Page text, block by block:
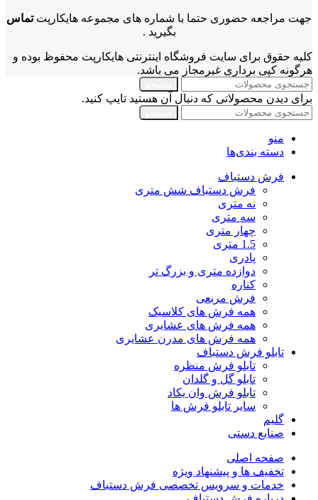
جهت مراجعه حضوری حتما با شماره های مجموعه هایکارپتتماس
بگیرید .
کلیه حقوق برای سایت فروشگاه اینترنتی هایکارپت محفوظ بوده و
هرگونه کپی برداری غیرمجاز می باشد.
برای دیدن محصولاتی که دنبال آن هستید تایپ کنید.
منو
دسته بندی‌ها
فرش دستباف
فرش دستباف شش متری
نه متری
سه متری
چهار متری
1.5 متری
پادری
دوازده متری و بزرگ تر
کناره
فرش مربعی
همه فرش های کلاسیک
همه فرش های عشایری
همه فرش های مدرن عشایری
تابلو فرش دستباف
تابلو فرش منظره
تابلو گل و گلدان
تابلو فرش وان یکاد
سایر تابلو فرش ها
گلیم
صنایع دستی
صفحه اصلی
تخفیف ها و پیشنهاد ویژه
خدمات و سرویس تخصصی فرش دستباف